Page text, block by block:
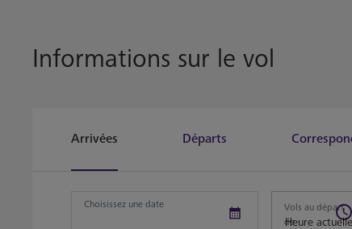
Informations sur le vol
Arrivées Départs
Choisissez une date
Vols au départ
de